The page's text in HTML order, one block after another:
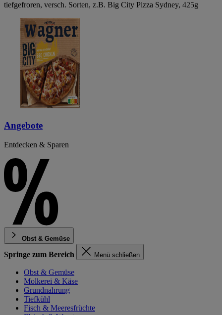
tiefgefroren, versch. Sorten, z.B. Big City Pizza Sydney, 425g
Angebote
Entdecken & Sparen
Obst & Gemüse
Springe zum Bereich Menü schließen
Obst & Gemüse
Molkerei & Käse
Grundnahrung
Tiefkühl
Fisch & Meeresfrüchte